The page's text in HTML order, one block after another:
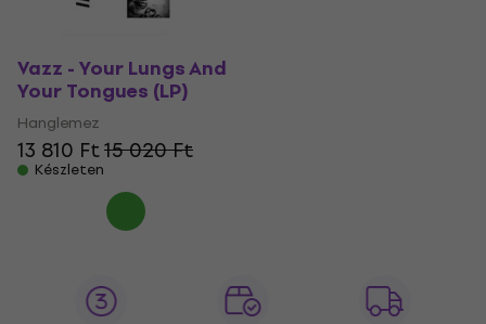
Vazz - Your Lungs And
Your Tongues (LP)
Hanglemez
13 810 Ft15 020 Ft
Készleten